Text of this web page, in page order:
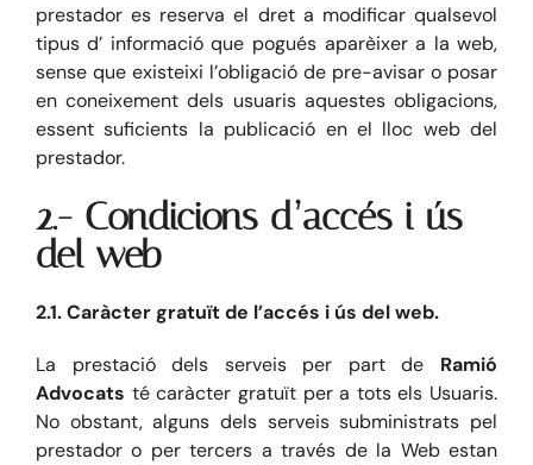
prestador es reserva el dret a modificar qualsevol
tipus d’ informació que pogués aparèixer a la web,
sense que existeixi l’obligació de pre-avisar o posar
en coneixement dels usuaris aquestes obligacions,
essent suficients la publicació en el lloc web del
prestador.
2.- Condicions d’accés i ús
del web
2.1. Caràcter gratuït de l’accés i ús del web.
La prestació dels serveis per part de Ramió
Advocats té caràcter gratuït per a tots els Usuaris.
No obstant, alguns dels serveis subministrats pel
prestador o per tercers a través de la Web estan